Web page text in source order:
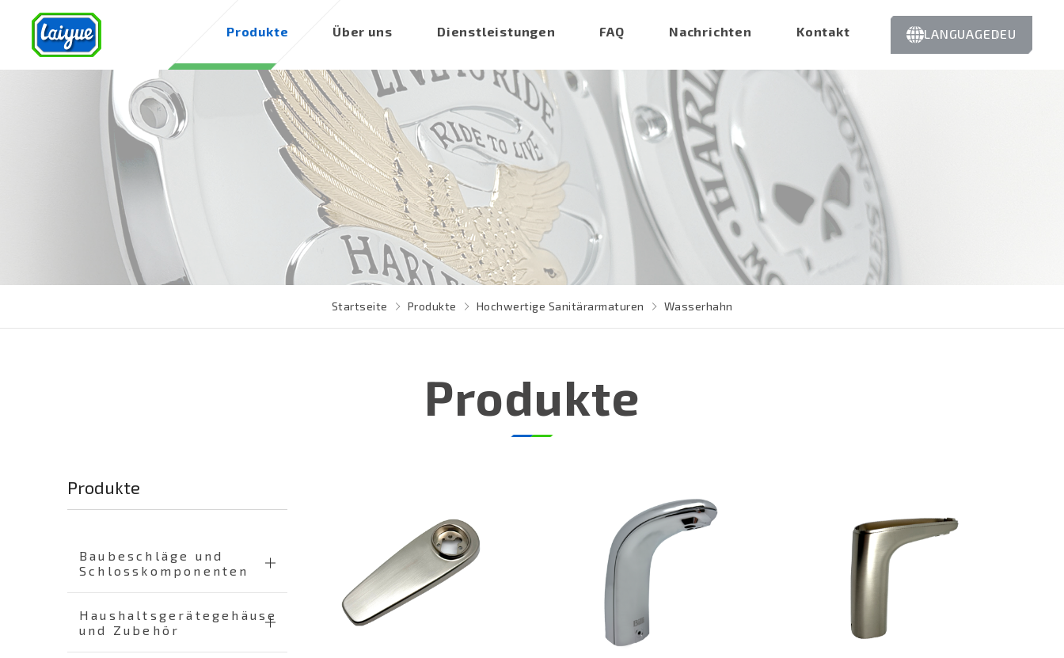
Produkte Über uns Dienstleistungen FAQ Nachrichten Kontakt LANGUAGEDEU
Startseite Produkte Hochwertige Sanitärarmaturen Wasserhahn
Produkte
Produkte
Baubeschläge und
Schlosskomponenten
Haushaltsgerätegehäuse
und Zubehör